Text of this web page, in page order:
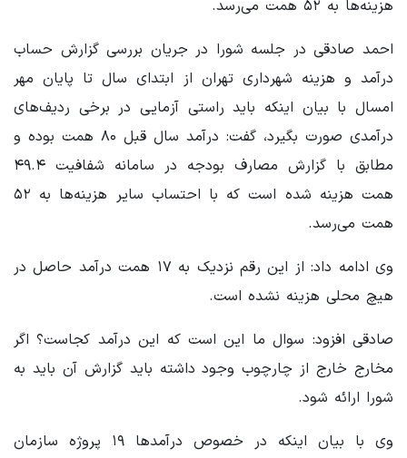
هزینه‌ها به ۵۲ همت می‌رسد.
احمد صادقی در جلسه شورا در جریان بررسی گزارش حساب
درآمد و هزینه شهرداری تهران از ابتدای سال تا پایان مهر
امسال با بیان اینکه باید راستی آزمایی در برخی ردیف‌های
درآمدی صورت بگیرد، گفت: درآمد سال قبل ۸۰ همت بوده و
مطابق با گزارش مصارف بودجه در سامانه شفافیت ۴۹.۴
همت هزینه شده است که با احتساب سایر هزینه‌ها به ۵۲
همت می‌رسد.
وی ادامه داد: از این رقم نزدیک به ۱۷ همت درآمد حاصل در
هیچ محلی هزینه نشده است.
صادقی افزود: سوال ما این است که این درآمد کجاست؟ اگر
مخارج خارج از چارچوب وجود داشته باید گزارش آن باید به
شورا ارائه شود.
وی با بیان اینکه در خصوص درآمدها ۱۹ پروژه سازمان